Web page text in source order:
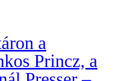
a
Princz, a